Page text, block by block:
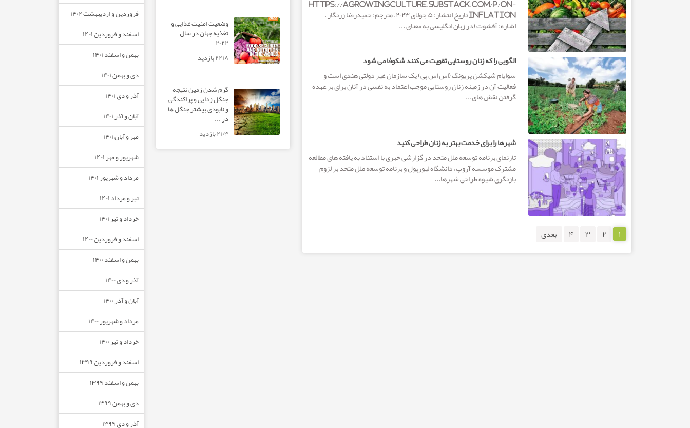
https://agrowingculture.substack.com/p/on-
inflation تاریخ انتشار: ۵ جولای ۲۰۲۳. مترجم: حمیدرضا زرنگار .
اشاره: آفشوت (در زبان انگلیسی به معنای ...
الگویی را که زنان روستایی تقویت می کنند شکوفا می شود
سوایام شیکشن پریونگ (اس اس پی) یک سازمان غیر دولتی هندی است و
فعالیت آن در زمینه زنان روستایی موجب اعتماد به نفسی در آنان برای بر عهده
گرفتن نقش های...
شهرها را برای خدمت بهتر به زنان طراحی کنید
تارنمای برنامه توسعه ملل متحد در گزارشی خبری با استناد به یافته های مطالعه
مشترک موسسه آروپ، دانشگاه لیورپول و برنامه توسعه ملل متحد بر لزوم
بازنگری شیوه طراحی شهرها...
۱ ۲ ۳ ۴ بعدی
وضعیت امنیت غذایی و
تغذیه جهان در سال
۲۰۲۲
۲۲۱۸ بازدید
گرم شدن زمین نتیجه
جنگل زدایی و پراکندگی
و نابودی بیشتر جنگل ها
در ...
۲۱۰۳ بازدید
فروردین و اردیبهشت ۱۴۰۲
اسفند و فروردین ۱۴۰۱
بهمن و اسفند ۱۴۰۱
دی و بهمن ۱۴۰۱
آذر و دی ۱۴۰۱
آبان و آذر ۱۴۰۱
مهر و آبان ۱۴۰۱
شهریور و مهر ۱۴۰۱
مرداد و شهریور ۱۴۰۱
تیر و مرداد ۱۴۰۱
خرداد و تیر ۱۴۰۱
اسفند و فروردین ۱۴۰۰
بهمن و اسفند ۱۴۰۰
آذر و دی ۱۴۰۰
آبان و آذر ۱۴۰۰
مرداد و شهریور ۱۴۰۰
خرداد و تیر ۱۴۰۰
اسفند و فروردین ۱۳۹۹
بهمن و اسفند ۱۳۹۹
دی و بهمن ۱۳۹۹
آذر و دی ۱۳۹۹